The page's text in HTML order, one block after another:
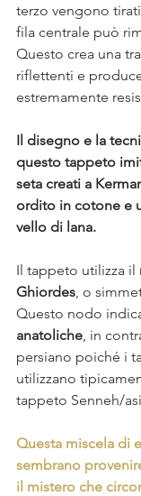
terzo vengono
fila centrale può
Questo crea una
riflettenti e
estremamente
Il disegno e la
questo tappeto
seta creati a
ordito in cotone e
vello di lana.
Il tappeto utilizza il
Ghiordes, o
Questo nodo
anatoliche, in
persiano poiché i
utilizzano
tappeto Senneh/
Questa miscela di
sembrano
il mistero che